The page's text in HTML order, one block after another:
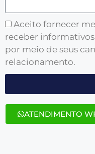
Aceito fornecer
receber
por meio de seus
relacionamento.
ATENDIMENTO